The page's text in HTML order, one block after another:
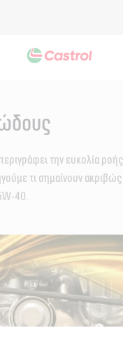
την ευκολία
τι σημαίνουν
40.